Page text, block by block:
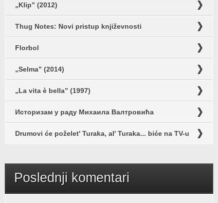
„Klip” (2012)
Thug Notes: Novi pristup književnosti
Florbol
„Selma” (2014)
„La vita è bella” (1997)
Историзам у раду Михаила Валтровића
Drumovi će poželet' Turaka, al' Turaka... biće na TV-u
Poslednji komentari